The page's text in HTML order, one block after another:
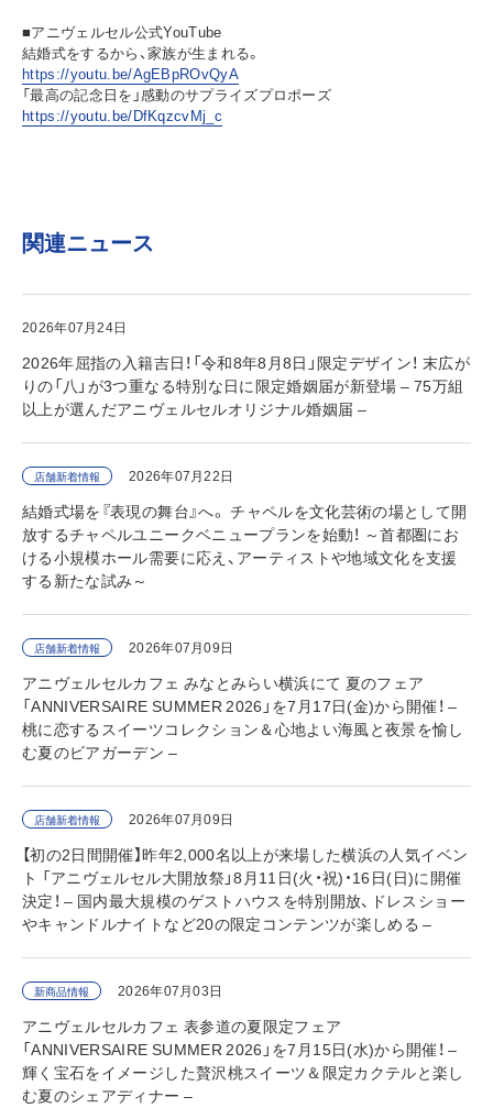
■アニヴェルセル公式YouTube
結婚式をするから、家族が生まれる。
https://youtu.be/AgEBpROvQyA
「最高の記念日を」感動のサプライズプロポーズ
https://youtu.be/DfKqzcvMj_c
関連ニュース
2026年07月24日
2026年屈指の入籍吉日！「令和8年8月8日」限定デザイン！ 末広が
りの「八」が3つ重なる特別な日に限定婚姻届が新登場 – 75万組
以上が選んだアニヴェルセルオリジナル婚姻届 –
店舗新着情報 2026年07月22日
結婚式場を『表現の舞台』へ。 チャペルを文化芸術の場として開
放するチャペルユニークベニュープランを始動！ ～首都圏にお
ける小規模ホール需要に応え、アーティストや地域文化を支援
する新たな試み～
店舗新着情報 2026年07月09日
アニヴェルセルカフェ みなとみらい横浜にて 夏のフェア
「ANNIVERSAIRE SUMMER 2026」を7月17日(金)から開催！ –
桃に恋するスイーツコレクション＆心地よい海風と夜景を愉し
む夏のビアガーデン –
店舗新着情報 2026年07月09日
【初の2日間開催】昨年2,000名以上が来場した横浜の人気イベン
ト 「アニヴェルセル大開放祭」8月11日(火・祝)・16日(日)に開催
決定！ – 国内最大規模のゲストハウスを特別開放、ドレスショー
やキャンドルナイトなど20の限定コンテンツが楽しめる –
新商品情報 2026年07月03日
アニヴェルセルカフェ 表参道の夏限定フェア
「ANNIVERSAIRE SUMMER 2026」を7月15日(水)から開催！ –
輝く宝石をイメージした贅沢桃スイーツ＆限定カクテルと楽し
む夏のシェアディナー –